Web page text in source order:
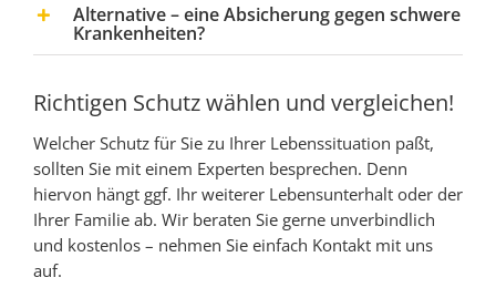
Alternative – eine Absicherung gegen schwere
Krankenheiten?
Richtigen Schutz wählen und vergleichen!
Welcher Schutz für Sie zu Ihrer Lebenssituation paßt,
sollten Sie mit einem Experten besprechen. Denn
hiervon hängt ggf. Ihr weiterer Lebensunterhalt oder der
Ihrer Familie ab. Wir beraten Sie gerne unverbindlich
und kostenlos – nehmen Sie einfach Kontakt mit uns
auf.